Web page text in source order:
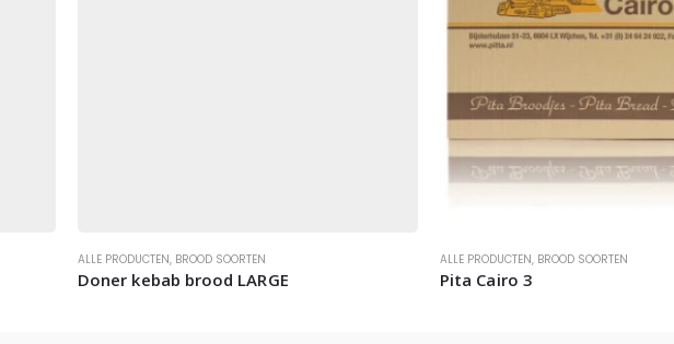
ALLE PRODUCTEN, BROOD SOORTEN
Doner kebab brood LARGE
ALLE PRODUCTEN, BROOD SOORTEN
Pita Cairo 3